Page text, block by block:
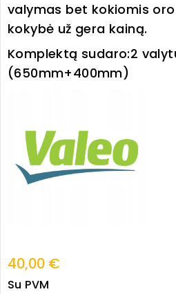
valymas bet kokiomis
kokybė už gera kainą.
Komplektą sudaro:2
(650mm+400mm)
40,00 €
Su PVM